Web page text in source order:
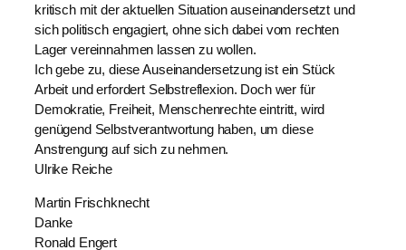
kritisch mit der aktuellen Situation auseinandersetzt und
sich politisch engagiert, ohne sich dabei vom rechten
Lager vereinnahmen lassen zu wollen.
Ich gebe zu, diese Auseinandersetzung ist ein Stück
Arbeit und erfordert Selbstreflexion. Doch wer für
Demokratie, Freiheit, Menschenrechte eintritt, wird
genügend Selbstverantwortung haben, um diese
Anstrengung auf sich zu nehmen.
Ulrike Reiche
Martin Frischknecht
Danke
Ronald Engert